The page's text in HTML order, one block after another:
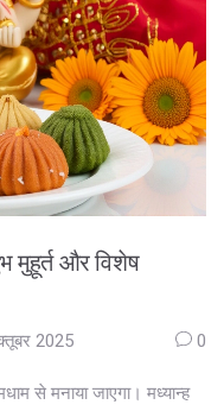
मुहूर्त और विशेष
2025 0
से मनाया जाएगा। मध्यान्ह